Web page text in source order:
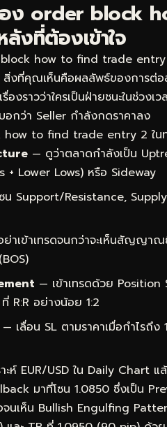
อง order block
งที่ต้องเข้าใจ
how to find trade entry
งที่คุณเห็นคือผลลัพธ์ของการต่อ
องราวว่าใครเป็นฝ่ายชนะในช่ว
อกว่า Seller กำลังกดราคาลง
how to find trade entry 2 ใ
— ดูว่าตลาดกำลังเป็น
Lower Lows) หรือ Sideway
น Support/Resistance,
าเข้าเทรดจนกว่าจะเห็นสัญญา
— เข้าเทรดด้วย Position
R:R อย่างน้อย 1:2
— เลื่อน SL ตามราคาเมื่อกำไรถึ
ห์ EUR/USD ใน Daily Chart
มาที่โซน 1.0850 ซึ่งเป็น
เห็น Bullish Engulfing